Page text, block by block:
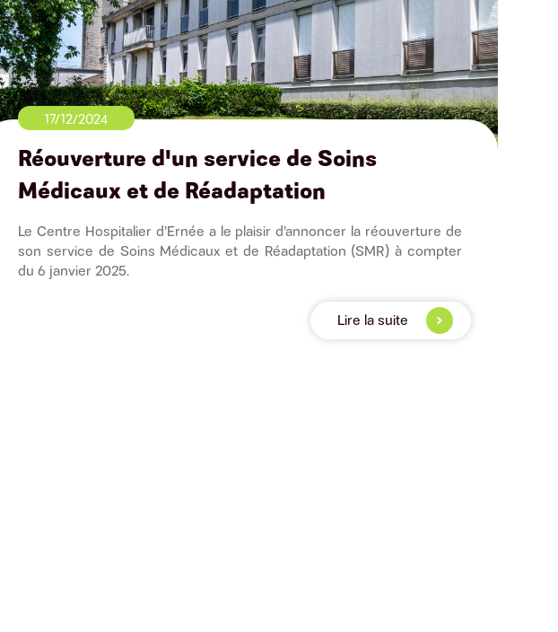
17/12/2024
Réouverture d'un service de Soins
Médicaux et de Réadaptation
Le Centre Hospitalier d’Ernée a le plaisir d’annoncer la réouverture de
son service de Soins Médicaux et de Réadaptation (SMR) à compter
du 6 janvier 2025.
Lire la suite